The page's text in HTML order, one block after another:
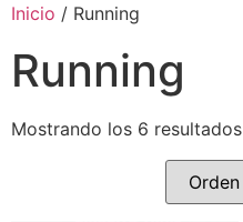
Inicio / Running
Running
Mostrando los 6 resultados